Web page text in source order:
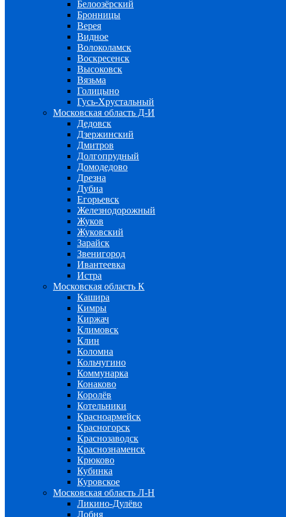
Белоозёрский
Бронницы
Верея
Видное
Волоколамск
Воскресенск
Высоковск
Вязьма
Голицыно
Гусь-Хрустальный
Московская область Д-И
Дедовск
Дзержинский
Дмитров
Долгопрудный
Домодедово
Дрезна
Дубна
Егорьевск
Железнодорожный
Жуков
Жуковский
Зарайск
Звенигород
Ивантеевка
Истра
Московская область К
Кашира
Кимры
Киржач
Климовск
Клин
Коломна
Кольчугино
Коммунарка
Конаково
Королёв
Котельники
Красноармейск
Красногорск
Краснозаводск
Краснознаменск
Крюково
Кубинка
Куровское
Московская область Л-Н
Ликино-Дулёво
Лобня